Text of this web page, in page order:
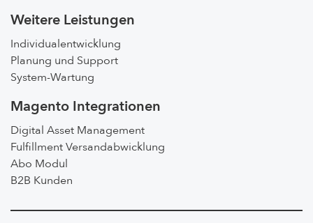
Weitere Leistungen
Individualentwicklung
Planung und Support
System-Wartung
Magento Integrationen
Digital Asset Management
Fulfillment Versandabwicklung
Abo Modul
B2B Kunden